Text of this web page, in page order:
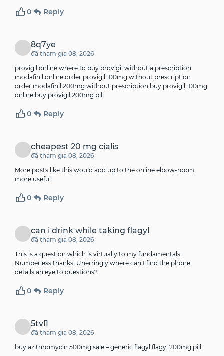
0 Reply
8q7ye
đã tham gia 08, 2026
provigil online where to buy provigil without a prescription
modafinil online order provigil 100mg without prescription
order modafinil 200mg without prescription buy provigil 100mg
online buy provigil 200mg pill
0 Reply
cheapest 20 mg cialis
đã tham gia 08, 2026
More posts like this would add up to the online elbow-room
more useful.
0 Reply
can i drink while taking flagyl
đã tham gia 08, 2026
This is a question which is virtually to my fundamentals…
Numberless thanks! Unerringly where can I find the phone
details an eye to questions?
0 Reply
5tvl1
đã tham gia 08, 2026
buy azithromycin 500mg sale – generic flagyl flagyl 200mg pill